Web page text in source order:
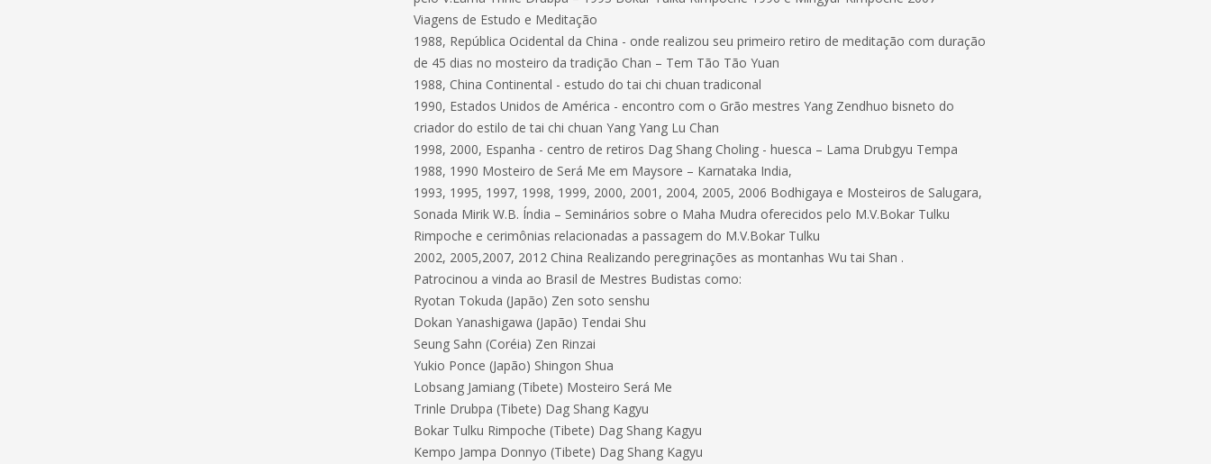
Viagens de Estudo e Meditação
1988, República Ocidental da China - onde realizou seu primeiro retiro de meditação com duração
de 45 dias no mosteiro da tradição Chan – Tem Tão Tão Yuan
1988, China Continental - estudo do tai chi chuan tradiconal
1990, Estados Unidos de América - encontro com o Grão mestres Yang Zendhuo bisneto do
criador do estilo de tai chi chuan Yang Yang Lu Chan
1998, 2000, Espanha - centro de retiros Dag Shang Choling - huesca – Lama Drubgyu Tempa
1988, 1990 Mosteiro de Será Me em Maysore – Karnataka India,
1993, 1995, 1997, 1998, 1999, 2000, 2001, 2004, 2005, 2006 Bodhigaya e Mosteiros de Salugara,
Sonada Mirik W.B. Índia – Seminários sobre o Maha Mudra oferecidos pelo M.V.Bokar Tulku
Rimpoche e cerimônias relacionadas a passagem do M.V.Bokar Tulku
2002, 2005,2007, 2012 China Realizando peregrinações as montanhas Wu tai Shan .
Patrocinou a vinda ao Brasil de Mestres Budistas como:
Ryotan Tokuda (Japão) Zen soto senshu
Dokan Yanashigawa (Japão) Tendai Shu
Seung Sahn (Coréia) Zen Rinzai
Yukio Ponce (Japão) Shingon Shua
Lobsang Jamiang (Tibete) Mosteiro Será Me
Trinle Drubpa (Tibete) Dag Shang Kagyu
Bokar Tulku Rimpoche (Tibete) Dag Shang Kagyu
Kempo Jampa Donnyo (Tibete) Dag Shang Kagyu